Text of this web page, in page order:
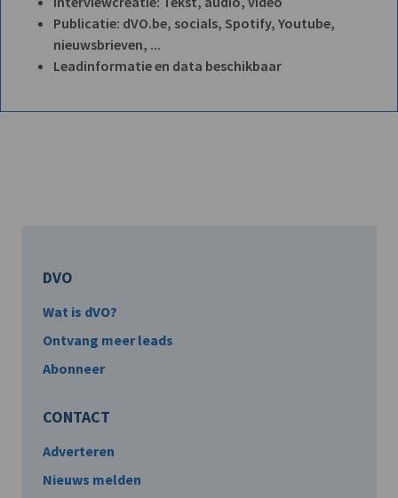
Publicatie: dVO.be, socials, Spotify, Youtube,
nieuwsbrieven, ...
Leadinformatie en data beschikbaar
DVO
Wat is dVO?
Ontvang meer leads
Abonneer
CONTACT
Adverteren
Nieuws melden